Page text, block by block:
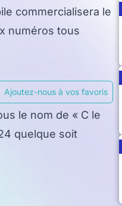
commercialisera le
numéros tous
Ajoutez-nous à vos favoris
le nom de « C le
quelque soit